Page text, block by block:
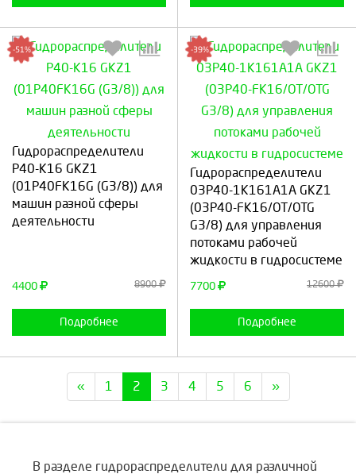
Гидрoраспределители
Р40-К16 GKZ1
(01P40FK16G (G3/8)) для
машин разной сферы
деятельности
-51%
4400 8900
Подробнее
Выберите количество:
Продолжить
Гидрoраспределители
03Р40-1К161А1A GKZ1
(03Р40-FK16/OT/OTG
G3/8) для управления
потоками рабочей
жидкости в гидросистеме
-39%
7700 12600
Подробнее
Выберите количество:
Продолжить Отмена
« 1 2 3 4 5 6 »
В разделе гидрораспределители для различной